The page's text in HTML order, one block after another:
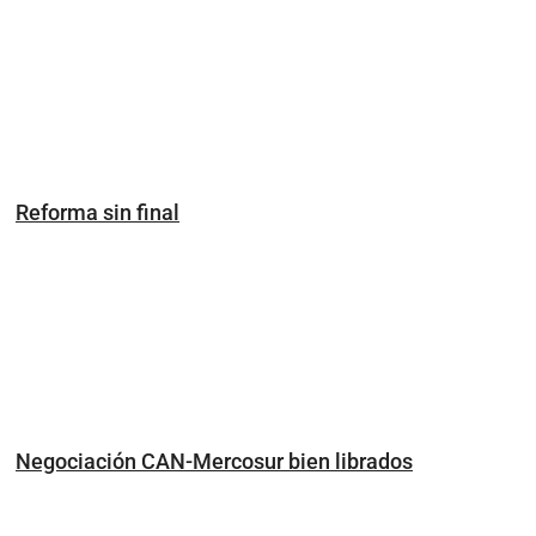
Reforma sin final
Negociación CAN-Mercosur bien librados